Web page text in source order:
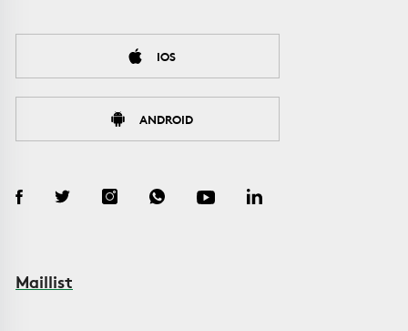
IOS
ANDROID
Maillist